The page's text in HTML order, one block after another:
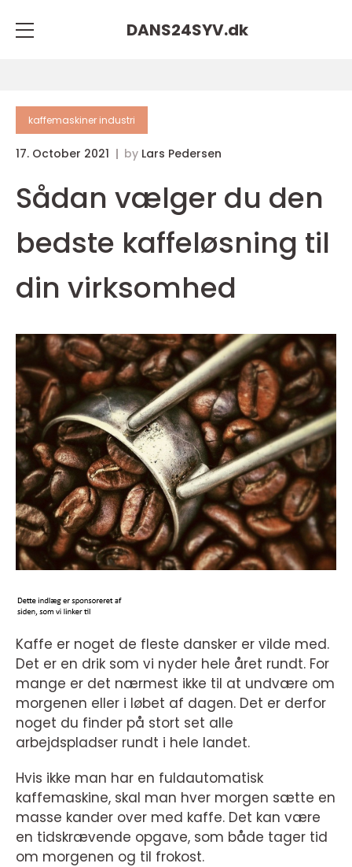
DANS24SYV.dk
kaffemaskiner industri
17. October 2021 by Lars Pedersen
Sådan vælger du den
bedste kaffeløsning til
din virksomhed
Kaffe er noget de fleste dansker er vilde med.
Det er en drik som vi nyder hele året rundt. For
mange er det nærmest ikke til at undvære om
morgenen eller i løbet af dagen. Det er derfor
noget du finder på stort set alle
arbejdspladser rundt i hele landet.
Hvis ikke man har en fuldautomatisk
kaffemaskine, skal man hver morgen sætte en
masse kander over med kaffe. Det kan være
en tidskrævende opgave, som både tager tid
om morgenen og til frokost.